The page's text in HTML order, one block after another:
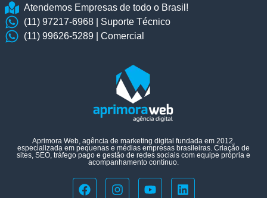
Atendemos Empresas de todo o Brasil!
(11) 97217-6968 | Suporte Técnico
(11) 99626-5289 | Comercial
Aprimora Web, agência de marketing digital fundada em 2012,
especializada em pequenas e médias empresas brasileiras. Criação de
sites, SEO, tráfego pago e gestão de redes sociais com equipe própria e
acompanhamento contínuo.